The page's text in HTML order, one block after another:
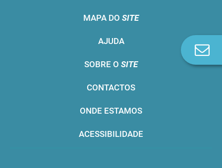
MAPA DO SITE
AJUDA
SOBRE O SITE
CONTACTOS
ONDE ESTAMOS
ACESSIBILIDADE